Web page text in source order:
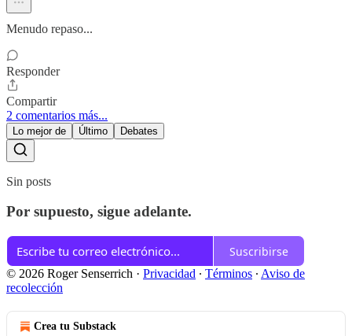
Menudo repaso...
Responder
Compartir
2 comentarios más...
Lo mejor de Último Debates
Sin posts
Por supuesto, sigue adelante.
Suscribirse
© 2026 Roger Senserrich · Privacidad ∙ Términos ∙ Aviso de
recolección
Crea tu Substack